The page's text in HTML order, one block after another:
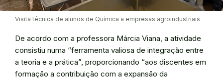
Visita técnica de alunos de Química a empresas agroindustriais
De acordo com a professora Márcia Viana, a atividade
consistiu numa “ferramenta valiosa de integração entre
a teoria e a prática”, proporcionando “aos discentes em
formação a contribuição com a expansão da